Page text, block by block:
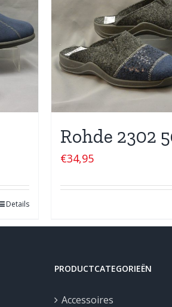
Details
Rohde 2302
€34,95
PRODUCTCATEGORIEËN
Accessoires